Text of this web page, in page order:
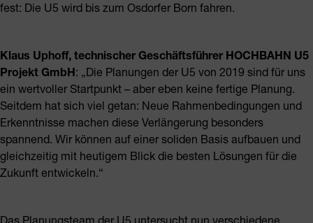
fest: Die U5 wird bis zum Osdorfer Born fahren.
Klaus Uphoff, technischer Geschäftsführer HOCHBAHN U5
Projekt GmbH: „Die Planungen der U5 von 2019 sind für uns
ein wertvoller Startpunkt – aber eben keine fertige Planung.
Seitdem hat sich viel getan: Neue Rahmenbedingungen und
Erkenntnisse machen diese Verlängerung besonders
spannend. Wir können auf einer soliden Basis aufbauen und
gleichzeitig mit heutigem Blick die besten Lösungen für die
Zukunft entwickeln.“
Das Planungsteam der U5 untersucht nun verschiedene